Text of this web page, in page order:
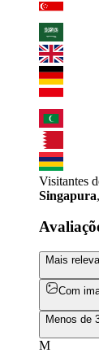
Visitantes
Singapura
Mais
Com
Menos de
M